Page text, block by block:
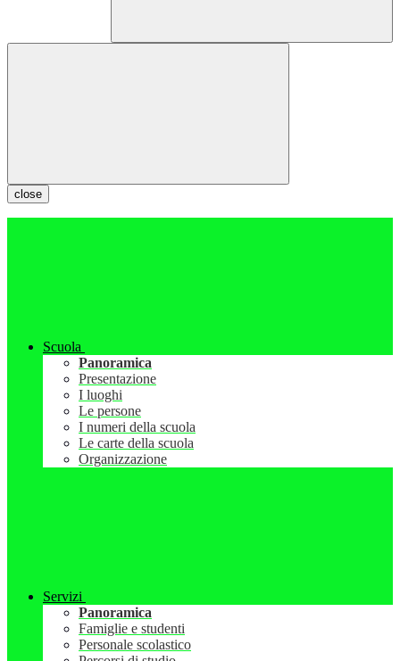
close
Scuola
Panoramica
Presentazione
I luoghi
Le persone
I numeri della scuola
Le carte della scuola
Organizzazione
Servizi
Panoramica
Famiglie e studenti
Personale scolastico